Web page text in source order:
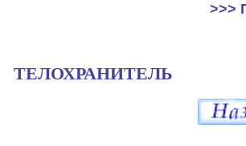
>>>
ТЕЛОХРАНИТЕЛЬ